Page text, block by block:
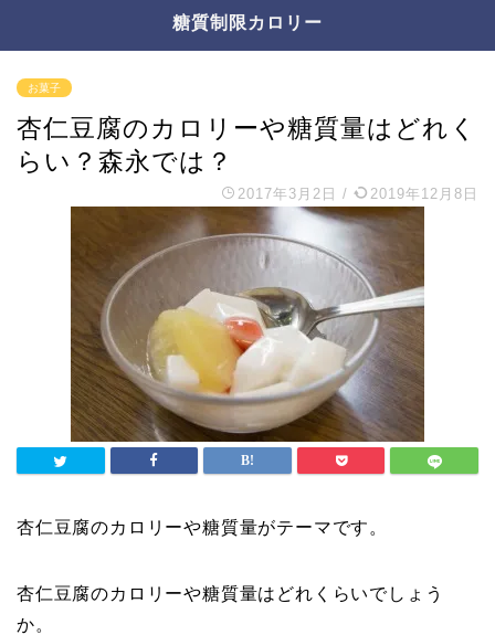
糖質制限カロリー
お菓子
杏仁豆腐のカロリーや糖質量はどれく
らい？森永では？
2017年3月2日 / 2019年12月8日
杏仁豆腐のカロリーや糖質量がテーマです。
杏仁豆腐のカロリーや糖質量はどれくらいでしょう
か。